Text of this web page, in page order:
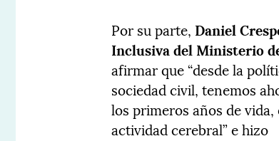
Por su parte, Daniel
Inclusiva del Ministerio
afirmar que “desde la
sociedad civil, tenemos
los primeros años de
actividad cerebral” e